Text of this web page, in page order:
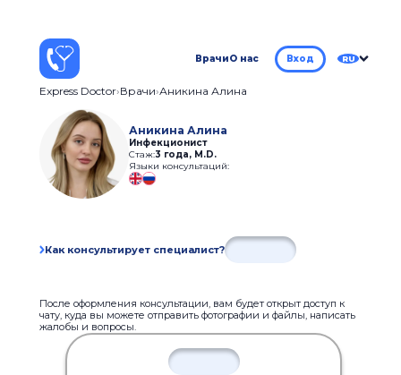
ВрачиО нас Вход RU
Express Doctor Врачи Аникина Алина
Аникина Алина
Инфекционист
Стаж:3 года, M.D.
Языки консультаций:
Как консультирует специалист?
После оформления консультации, вам будет открыт доступ к
чату, куда вы можете отправить фотографии и файлы, написать
жалобы и вопросы.